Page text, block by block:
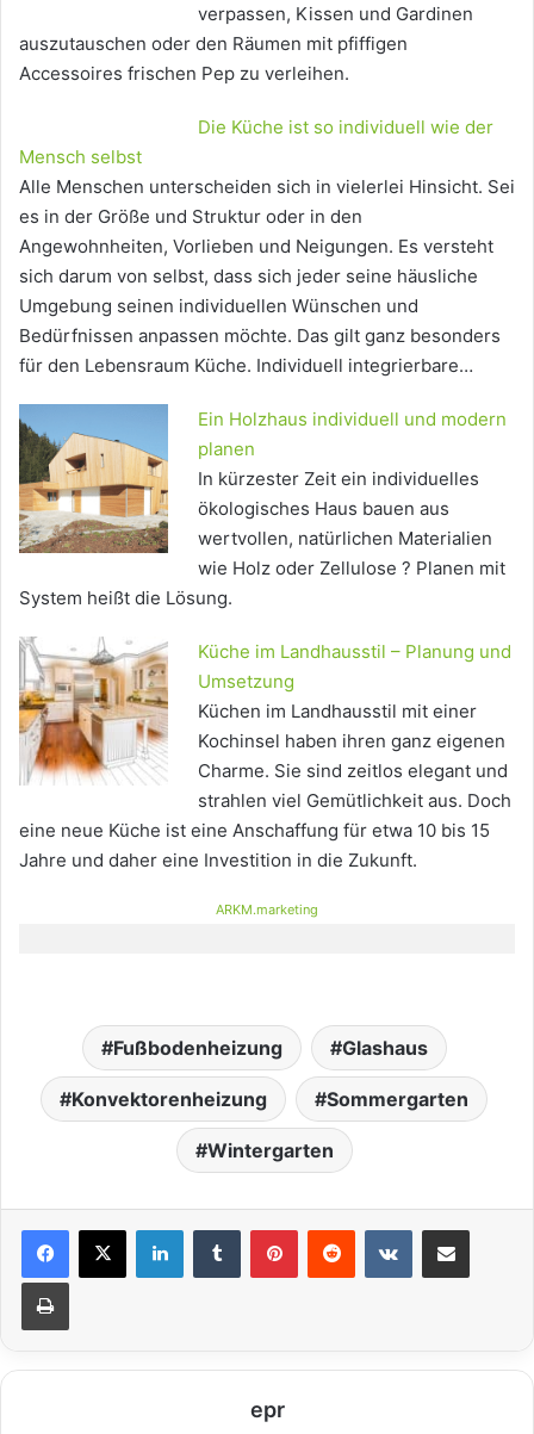
verpassen, Kissen und Gardinen
auszutauschen oder den Räumen mit pfiffigen
Accessoires frischen Pep zu verleihen.
Die Küche ist so individuell wie der
Mensch selbst
Alle Menschen unterscheiden sich in vielerlei Hinsicht. Sei
es in der Größe und Struktur oder in den
Angewohnheiten, Vorlieben und Neigungen. Es versteht
sich darum von selbst, dass sich jeder seine häusliche
Umgebung seinen individuellen Wünschen und
Bedürfnissen anpassen möchte. Das gilt ganz besonders
für den Lebensraum Küche. Individuell integrierbare…
Ein Holzhaus individuell und modern
planen
In kürzester Zeit ein individuelles
ökologisches Haus bauen aus
wertvollen, natürlichen Materialien
wie Holz oder Zellulose ? Planen mit
System heißt die Lösung.
Küche im Landhausstil – Planung und
Umsetzung
Küchen im Landhausstil mit einer
Kochinsel haben ihren ganz eigenen
Charme. Sie sind zeitlos elegant und
strahlen viel Gemütlichkeit aus. Doch
eine neue Küche ist eine Anschaffung für etwa 10 bis 15
Jahre und daher eine Investition in die Zukunft.
ARKM.marketing
Fußbodenheizung Glashaus
Konvektorenheizung Sommergarten
Wintergarten
epr